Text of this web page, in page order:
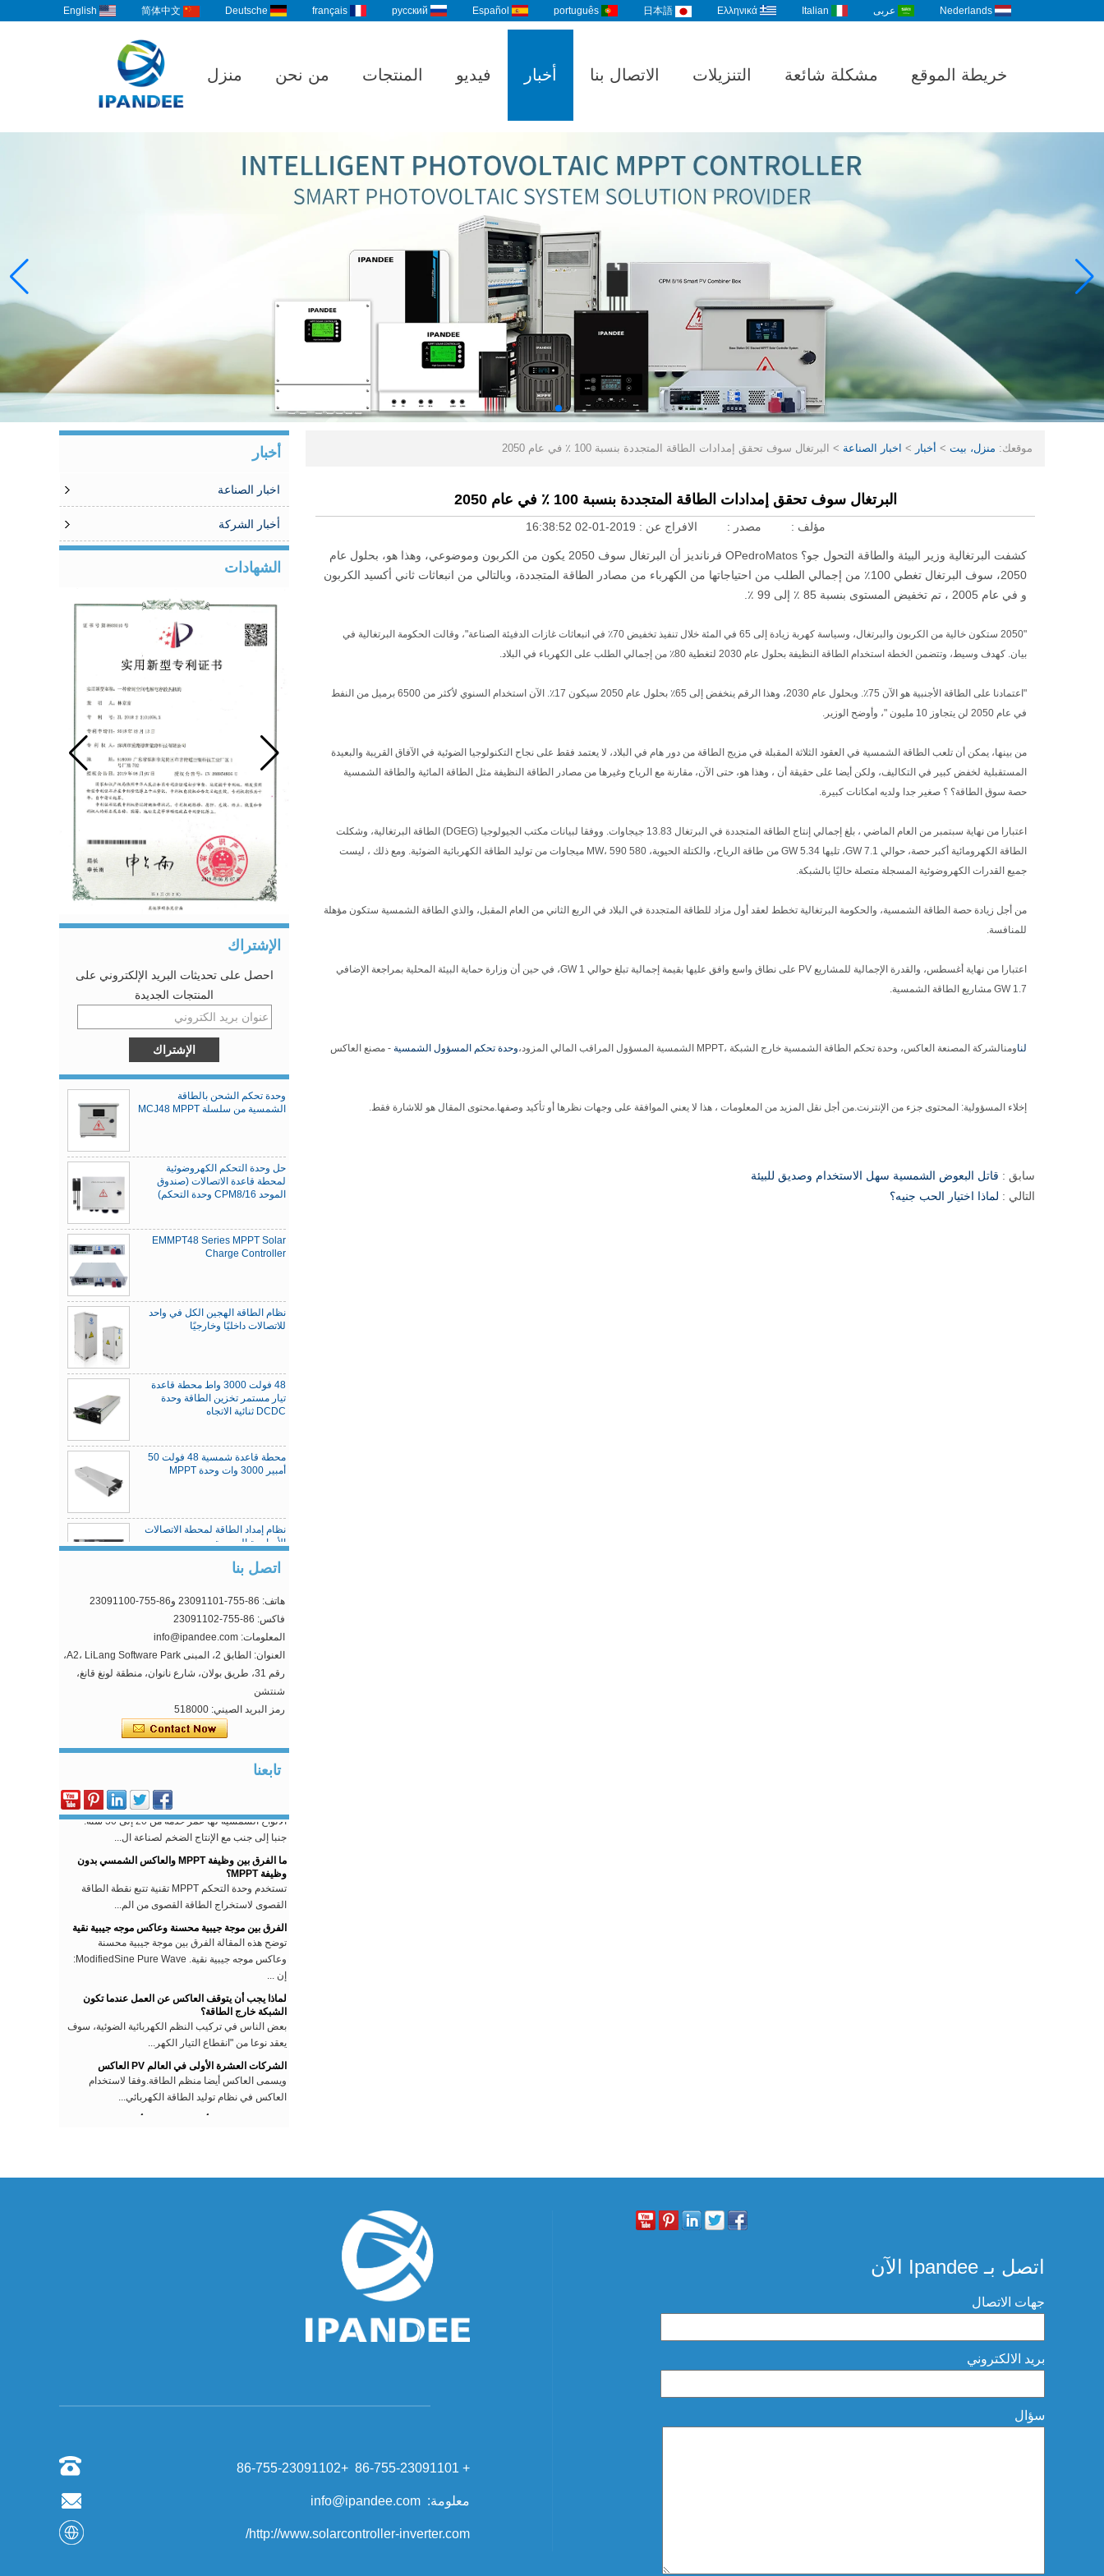
English 简体中文 Deutsche français русский Español português 日本語 Ελληνικά Italian عربى Nederlands
منزل من نحن المنتجات فيديو أخبار الاتصال بنا التنزيلات مشكلة شائعة خريطة الموقع
أخبار
اخبار الصناعة
أخبار الشركة
الشهادات
الإشتراك
احصل على تحديثات البريد الإلكتروني على
المنتجات الجديدة
وحدة تحكم الشحن بالطاقة
الشمسية من سلسلة MCJ48 MPPT
حل وحدة التحكم الكهروضوئية
لمحطة قاعدة الاتصالات (صندوق
الموحد CPM8/16 وحدة التحكم)
EMMPT48 Series MPPT Solar
Charge Controller
نظام الطاقة الهجين الكل في واحد
للاتصالات داخليًا وخارجيًا
48 فولت 3000 واط محطة قاعدة
تيار مستمر تخزين الطاقة وحدة
DCDC ثنائية الاتجاه
محطة قاعدة شمسية 48 فولت 50
أمبير 3000 وات وحدة MPPT
نظام إمداد الطاقة لمحطة الاتصالات
الأساسية المدمجة
وحدة تحكم شحنة الطاقة الشمسية
MPPT
اتصل بنا
هاتف: 86-755-23091101 و86-755-23091100
فاكس: 86-755-23091102
المعلومات: info@ipandee.com
العنوان: الطابق 2، المبنى A2، LiLang Software Park،
رقم 31، طريق بولان، شارع نانوان، منطقة لونغ قانغ،
شنتشن
رمز البريد الصيني: 518000
تابعنا
في العاكس الكهروضوئية المتصلة بالشبكة ، معلمة
واحدة غريبة ، وهذا هو ، بداية مدخلات...
كيفية حل مشكلة الجهد الزائد AC؟
الآنالضوئيةأصبح توليد الطاقة على الشبكة أكثر شعبية ،
ويمكن لمنازل الناس العاديين ...
أول مصنع لإعادة تدوير الألواح الضوئية في أوروبا
الألواح الشمسية لها عمر خدمة من 20 إلى 30 سنة.
جنبا إلى جنب مع الإنتاج الضخم لصناعة ال...
وظيفة MPPT؟
القصوى لاستخراج الطاقة القصوى من الم...
توضح هذه المقالة الفرق بين موجة جيبية محسنة
إن ...
الشبكة خارج الطاقة؟
بعض الناس في تركيب النظم الكهربائية الضوئية، سوف
يعقد نوعا من "انقطاع التيار الكهر...
ويسمى العاكس أيضا منظم الطاقة.وفقا لاستخدام
العاكس في نظام توليد الطاقة الكهربائي...
الألواح الشمسية لها عمر خدمة من 20 إلى 30 سنة.
توضح هذه المقالة الفرق بين موجة جيبية محسنة
وعاكس موجه جيبية نقية. ModifiedSine Pure Wave:
موقعك: منزل، بيت > أخبار > اخبار الصناعة > البرتغال سوف تحقق إمدادات الطاقة المتجددة بنسبة 100 ٪ في عام 2050
البرتغال سوف تحقق إمدادات الطاقة المتجددة بنسبة 100 ٪ في عام 2050
مؤلف : مصدر : الافراج عن : 2019-01-02 16:38:52
كشفت البرتغالية وزير البيئة والطاقة التحول جو؟ OPedroMatos فرنانديز أن البرتغال سوف 2050 يكون من الكربون وموضوعي، وهذا هو، بحلول عام
2050، سوف البرتغال تغطي 100٪ من إجمالي الطلب من احتياجاتها من الكهرباء من مصادر الطاقة المتجددة، وبالتالي من انبعاثات ثاني أكسيد الكربون
و في عام 2005 ، تم تخفيض المستوى بنسبة 85 ٪ إلى 99 ٪.
"2050 ستكون خالية من الكربون والبرتغال، وسياسة كهربة زيادة إلى 65 في المئة خلال تنفيذ تخفيض 70٪ في انبعاثات غازات الدفيئة الصناعة"، وقالت الحكومة البرتغالية في
بيان. كهدف وسيط، وتتضمن الخطة استخدام الطاقة النظيفة بحلول عام 2030 لتغطية 80٪ من إجمالي الطلب على الكهرباء في البلاد.
"اعتمادنا على الطاقة الأجنبية هو الآن 75٪. وبحلول عام 2030، وهذا الرقم ينخفض ​​إلى 65٪ بحلول عام 2050 سيكون 17٪. الآن استخدام السنوي لأكثر من 6500 برميل من النفط
في عام 2050 لن يتجاوز 10 مليون "، وأوضح الوزير.
من بينها، يمكن أن تلعب الطاقة الشمسية في العقود الثلاثة المقبلة في مزيج الطاقة من دور هام في البلاد، لا يعتمد فقط على نجاح التكنولوجيا الضوئية في الآفاق القريبة والبعيدة
المستقبلية لخفض كبير في التكاليف، ولكن أيضا على حقيقة أن ، وهذا هو، حتى الآن، مقارنة مع الرياح وغيرها من مصادر الطاقة النظيفة مثل الطاقة المائية والطاقة الشمسية
حصة سوق الطاقة؟ ؟ صغير جدا ولديه امكانات كبيرة.
اعتبارا من نهاية سبتمبر من العام الماضي ، بلغ إجمالي إنتاج الطاقة المتجددة في البرتغال 13.83 جيجاوات. ووفقا لبيانات مكتب الجيولوجيا (DGEG) الطاقة البرتغالية، وشكلت
الطاقة الكهرومائية أكبر حصة، حوالي 7.1 GW، تليها 5.34 GW من طاقة الرياح، والكتلة الحيوية، 580 MW، 590 ميجاوات من توليد الطاقة الكهربائية الضوئية. ومع ذلك ، ليست
جميع القدرات الكهروضوئية المسجلة متصلة حاليًا بالشبكة.
من أجل زيادة حصة الطاقة الشمسية، والحكومة البرتغالية تخطط لعقد أول مزاد للطاقة المتجددة في البلاد في الربع الثاني من العام المقبل، والذي الطاقة الشمسية ستكون مؤهلة
للمنافسة.
اعتبارا من نهاية أغسطس، والقدرة الإجمالية للمشاريع PV على نطاق واسع وافق عليها بقيمة إجمالية تبلغ حوالي 1 GW، في حين أن وزارة حماية البيئة المحلية بمراجعة الإضافي
1.7 GW مشاريع الطاقة الشمسية.
لناومنالشركة المصنعة العاكس، وحدة تحكم الطاقة الشمسية خارج الشبكة ،MPPT الشمسية المسؤول المراقب المالي المزود ،وحدة تحكم المسؤول الشمسية - مصنع العاكس
إخلاء المسؤولية: المحتوى جزء من الإنترنت. من أجل نقل المزيد من المعلومات ، هذا لا يعني الموافقة على وجهات نظرها أو تأكيد وصفها. محتوى المقال هو للاشارة فقط.
سابق : قاتل البعوض الشمسية سهل الاستخدام وصديق للبيئة
التالي : لماذا اختيار الحب جنيه؟
+ 86-755-23091101 +86-755-23091102
معلومة: info@ipandee.com
http://www.solarcontroller-inverter.com/
اتصل بـ Ipandee الآن
جهات الاتصال
بريد الالكتروني
سؤال